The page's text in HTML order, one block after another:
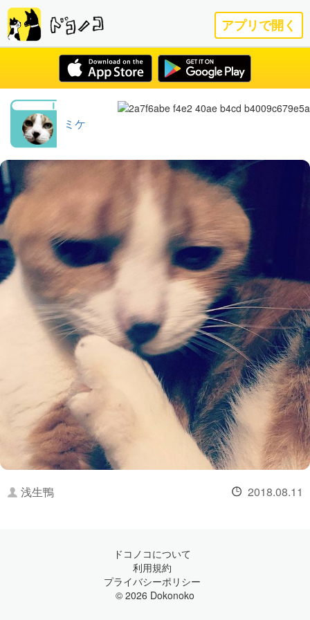
アプリで開く
ミケ
浅生鴨 2018.08.11
ドコノコについて
利用規約
プライバシーポリシー
© 2026 Dokonoko